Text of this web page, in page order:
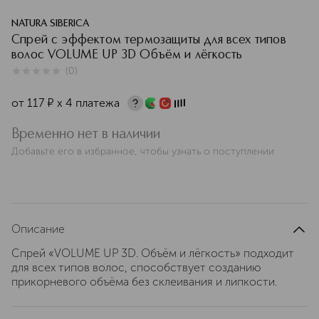
NATURA SIBERICA
Спрей с эффектом термозащиты для всех типов
волос VOLUME UP 3D Объём и лёгкость
(0)
от 117 ¤ х 4 платежа
Временно нет в наличии
Добавьте его в избранное, чтобы узнать о поступлении
Описание
Спрей «VOLUME UP 3D. Объём и лёгкость» подходит
для всех типов волос, способствует созданию
прикорневого объёма без склеивания и липкости.